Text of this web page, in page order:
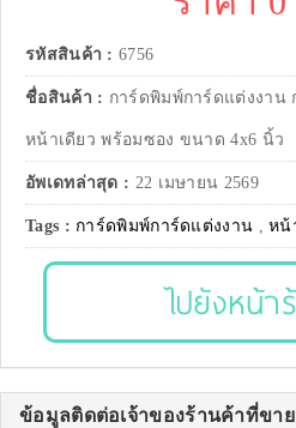
รหัสสินค้า : 6756
ชื่อสินค้า : การ์ดพิมพ์การ์ดแต่งงาน
หน้าเดียว พร้อมซอง ขนาด 4x6 นิ้ว
อัพเดทล่าสุด : 22 เมษายน 2569
Tags : การ์ดพิมพ์การ์ดแต่งงาน ,หน้
ไปยังหน้า
ข้อมูลติดต่อเจ้าของร้านค้าที่ขา